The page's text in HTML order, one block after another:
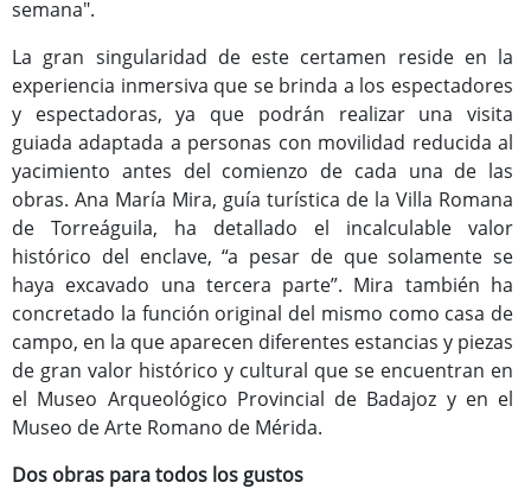
semana".
La gran singularidad de este certamen reside en la
experiencia inmersiva que se brinda a los espectadores
y espectadoras, ya que podrán realizar una visita
guiada adaptada a personas con movilidad reducida al
yacimiento antes del comienzo de cada una de las
obras. Ana María Mira, guía turística de la Villa Romana
de Torreáguila, ha detallado el incalculable valor
histórico del enclave, “a pesar de que solamente se
haya excavado una tercera parte”. Mira también ha
concretado la función original del mismo como casa de
campo, en la que aparecen diferentes estancias y piezas
de gran valor histórico y cultural que se encuentran en
el Museo Arqueológico Provincial de Badajoz y en el
Museo de Arte Romano de Mérida.
Dos obras para todos los gustos